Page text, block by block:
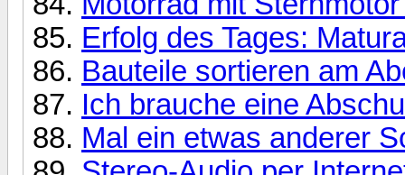
Erfolg des Tages:
Bauteile sortieren am
Ich brauche eine
Mal ein etwas anderer